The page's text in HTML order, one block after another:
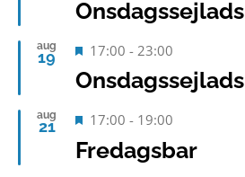
Onsdagssejlads
aug
19 Fremhævet
17:00 -23:00
Onsdagssejlads
aug
21 Fremhævet
17:00 - 19:00
Fredagsbar